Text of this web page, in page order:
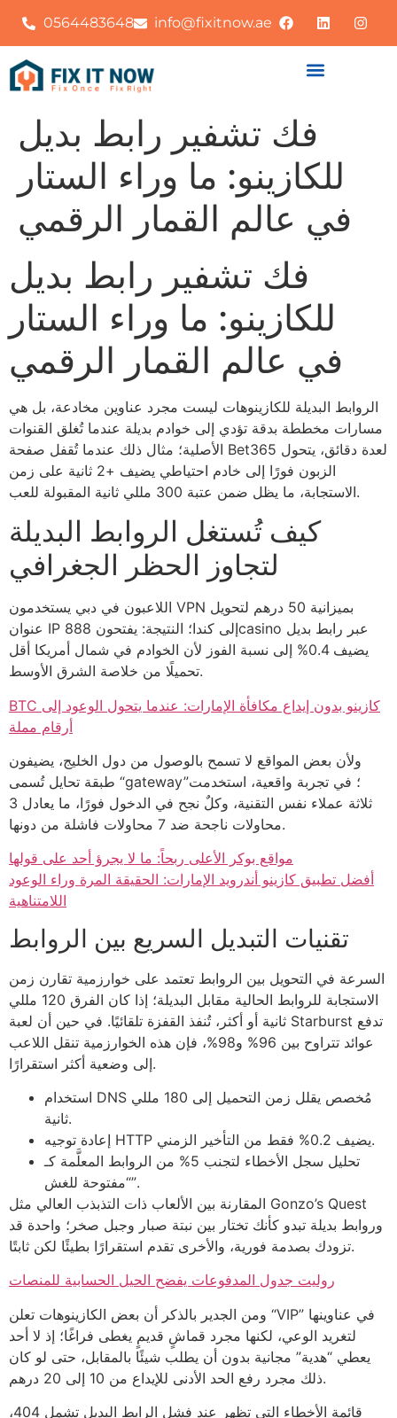
0564483648 info@fixitnow.ae
فك تشفير رابط بديل
للكازينو: ما وراء الستار
في عالم القمار الرقمي
فك تشفير رابط بديل
للكازينو: ما وراء الستار
في عالم القمار الرقمي
الروابط البديلة للكازينوهات ليست مجرد عناوين مخادعة، بل هي
مسارات مخططة بدقة تؤدي إلى خوادم بديلة عندما تُغلق القنوات
الأصلية؛ مثال ذلك عندما تُقفل صفحة Bet365 لعدة دقائق، يتحول
الزبون فورًا إلى خادم احتياطي يضيف +2 ثانية على زمن
الاستجابة، ما يظل ضمن عتبة 300 مللي ثانية المقبولة للعب.
كيف تُستغل الروابط البديلة
لتجاوز الحظر الجغرافي
اللاعبون في دبي يستخدمون VPN بميزانية 50 درهم لتحويل
عنوان IP إلى كندا؛ النتيجة: يفتحون 888casino عبر رابط بديل
يضيف 0.4% إلى نسبة الفوز لأن الخوادم في شمال أمريكا أقل
تحميلًا من خلاصة الشرق الأوسط.
BTC كازينو بدون إيداع مكافأة الإمارات: عندما يتحول الوعود إلى
أرقام مملة
ولأن بعض المواقع لا تسمح بالوصول من دول الخليج، يضيفون
طبقة تحايل تُسمى “gateway”؛ في تجربة واقعية، استخدمت
ثلاثة عملاء نفس التقنية، وكلٌ نجح في الدخول فورًا، ما يعادل 3
محاولات ناجحة ضد 7 محاولات فاشلة من دونها.
مواقع بوكر الأعلى ربحاً: ما لا يجرؤ أحد على قولها
أفضل تطبيق كازينو أندرويد الإمارات: الحقيقة المرة وراء الوعود
اللامتناهية
تقنيات التبديل السريع بين الروابط
السرعة في التحويل بين الروابط تعتمد على خوارزمية تقارن زمن
الاستجابة للروابط الحالية مقابل البديلة؛ إذا كان الفرق 120 مللي
ثانية أو أكثر، تُنفذ القفزة تلقائيًا. في حين أن لعبة Starburst تدفع
عوائد تتراوح بين 96% و98%، فإن هذه الخوارزمية تنقل اللاعب
إلى وضعية أكثر استقرارًا.
استخدام DNS مُخصص يقلل زمن التحميل إلى 180 مللي
ثانية.
إعادة توجيه HTTP يضيف 0.2% فقط من التأخير الزمني.
تحليل سجل الأخطاء لتجنب 5% من الروابط المعلَّمة كـ
“مفتوحة للغش”.
المقارنة بين الألعاب ذات التذبذب العالي مثل Gonzo’s Quest
وروابط بديلة تبدو كأنك تختار بين نبتة صبار وجبل صخر؛ واحدة قد
تزودك بصدمة فورية، والأخرى تقدم استقرارًا بطيئًا لكن ثابتًا.
روليت جدول المدفوعات يفضح الحيل الحسابية للمنصات
ومن الجدير بالذكر أن بعض الكازينوهات تعلن “VIP” في عناوينها
لتغريد الوعي، لكنها مجرد قماشٍ قديمٍ يغطى فراغًا؛ إذ لا أحد
يعطي “هدية” مجانية بدون أن يطلب شيئًا بالمقابل، حتى لو كان
ذلك مجرد رفع الحد الأدنى للإيداع من 10 إلى 20 درهم.
قائمة الأخطاء التي تظهر عند فشل الرابط البديل تشمل 404،